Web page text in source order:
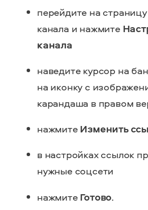
перейдите на
канала и нажмите
канала
наведите курсор на
на иконку с
карандаша в правом
нажмитеИзменить
в настройках ссылок
нужные соцсети
нажмитеГотово.